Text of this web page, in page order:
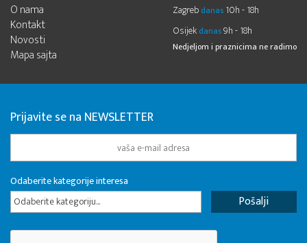
O nama
Kontakt
Novosti
Mapa sajta
Zagreb danas 10h - 18h
Osijek danas9h - 18h
Nedjeljom i praznicima ne radimo
Prijavite se na NEWSLETTER
Odaberite kategorije interesa
Odaberite kategoriju...